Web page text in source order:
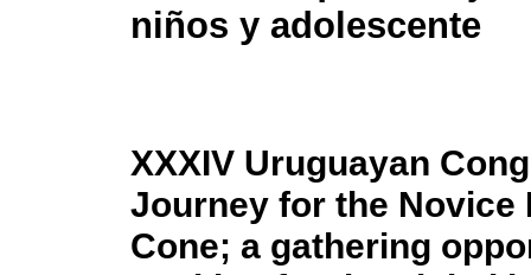
niños y adolescente
XXXIV Uruguayan
Journey for the Novice
Cone; a gathering